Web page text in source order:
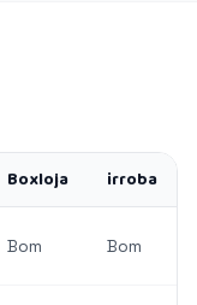
Boxloja irroba
Bom Bom